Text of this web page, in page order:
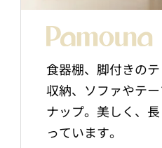
食器棚、脚付きの
収納、ソファやテ
ナップ。美しく、
っています。